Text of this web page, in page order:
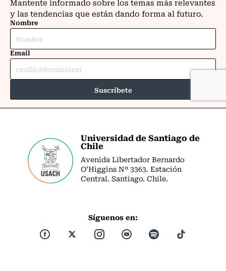
Universidad de Santiago de
Chile
Avenida Libertador Bernardo
O’Higgins Nº 3363. Estación
Central. Santiago. Chile.
Síguenos en: